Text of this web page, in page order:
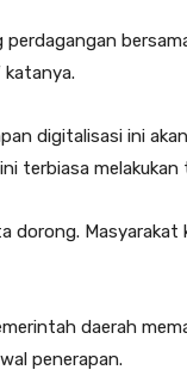
katanya.
digitalisasi ini
terbiasa melakukan
dorong.
daerah
penerapan.